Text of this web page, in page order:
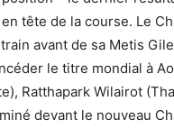
tête de la course. Le
avant de sa Metis
le titre mondial à
Ratthapark Wilairot
devant le nouveau